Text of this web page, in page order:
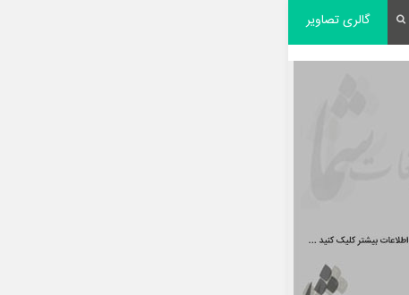
گالری تصاویر